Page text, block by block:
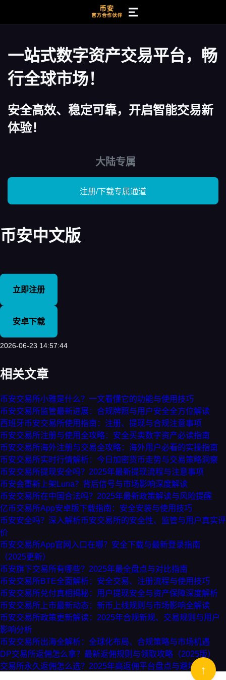
一站式数字资产交易平台，畅
行全球市场！
安全高效、稳定可靠，开启智能交易新
体验！
大陆专属
注册/下载专属通道
币安中文版
立即注册
安卓下载
2026-06-23 14:57:44
相关文章
币安交易所小雅是什么？一文看懂它的功能与使用技巧
币安交易所监管最新进展：合规牌照与用户安全全方位解读
西班牙币安交易所使用指南：注册、提现与合规注意事项
币安交易所注册与使用全攻略：安全买卖数字资产必读指南
币安交易所海外注册与交易全攻略：海外用户必看的实操指南
币安交易所实时行情解析：今日加密货币走势与交易策略洞察
币安交易所提现安全吗？2025年最新提现流程与注意事项
币安会重新上架Luna？背后信号与市场影响深度解读
币安交易所在中国合法吗？2025年最新政策解读与风险提醒
亿币交易所App安卓版下载指南：安全安装与使用技巧
币安安全吗？深入解析币安交易所的安全性、监管与用户真实评
价
币安交易所App官网入口在哪？安全下载与最新登录指南
（2025更新）
币安旗下交易所有哪些？2025年最全盘点与对比指南
币安交易所BTE全面解析：安全交易、注册流程与使用技巧
币安交易所兑付真相揭秘：用户提现安全与资产保障深度解析
币安交易所上市最新动态：新币上线规则与市场影响全解读
币安交易所政策更新解读：2025年合规新规、交易规则与用户
影响分析
币安交易所出海全解析：全球化布局、合规策略与市场机遇
DP交易所返佣怎么拿？最新返佣规则与领取攻略（2025版）
交易所永久返佣怎么选？2025年高返佣平台盘点与避坑指南
↑